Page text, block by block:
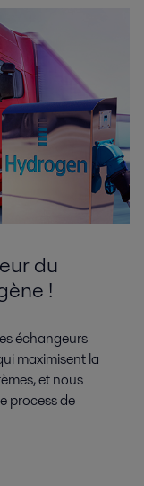
du
!
échangeurs
maximisent la
et nous
process de